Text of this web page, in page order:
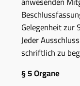
Gelegenheit zur
Jeder
schriftlich zu
§ 5 Organe